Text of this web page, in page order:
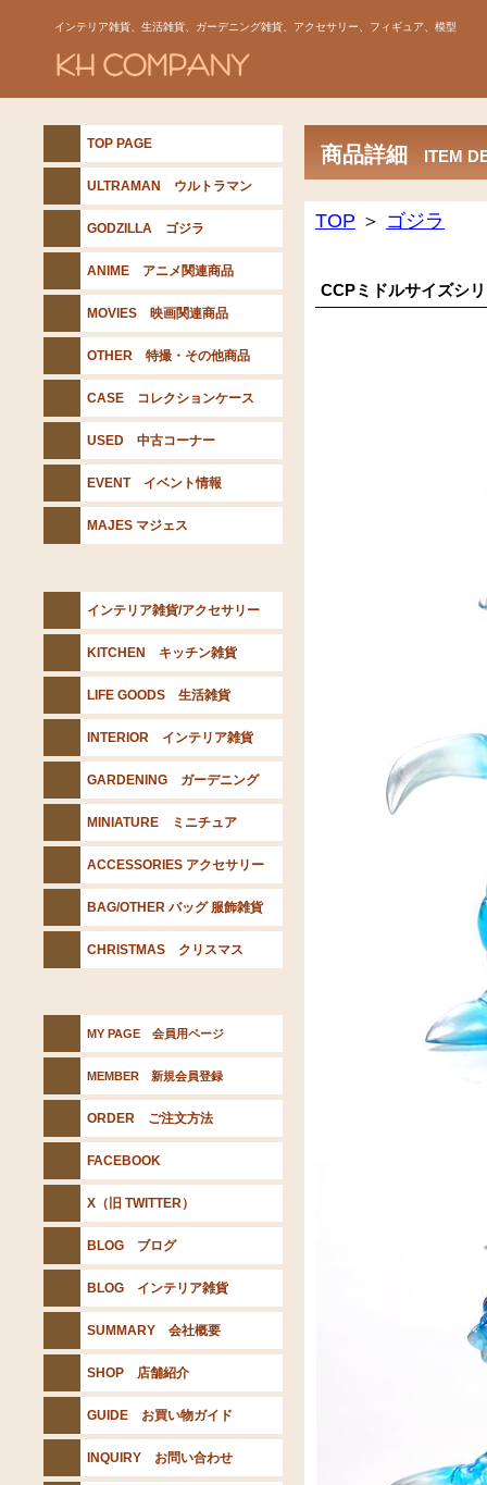
インテリア雑貨、生活雑貨、ガーデニング雑貨、アクセサリー、フィギュア、模型
商品詳細 ITEM
TOP ＞ ゴジラ
CCPミドルサイズシ
TOP PAGE
ULTRAMAN ウルトラマン
GODZILLA ゴジラ
ANIME アニメ関連商品
MOVIES 映画関連商品
OTHER 特撮・その他商品
CASE コレクションケース
USED 中古コーナー
EVENT イベント情報
MAJES マジェス
インテリア雑貨/アクセサリー
KITCHEN キッチン雑貨
LIFE GOODS 生活雑貨
INTERIOR インテリア雑貨
GARDENING ガーデニング
MINIATURE ミニチュア
ACCESSORIES アクセサリー
BAG/OTHER バッグ 服飾雑貨
CHRISTMAS クリスマス
MY PAGE 会員用ページ
MEMBER 新規会員登録
ORDER ご注文方法
FACEBOOK
X（旧 TWITTER）
BLOG ブログ
BLOG インテリア雑貨
SUMMARY 会社概要
SHOP 店舗紹介
GUIDE お買い物ガイド
INQUIRY お問い合わせ